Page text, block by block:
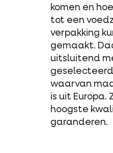
komen en
tot een
verpakking
gemaakt.
uitsluitend
waarvan
is uit Europa.
hoogste
garanderen.